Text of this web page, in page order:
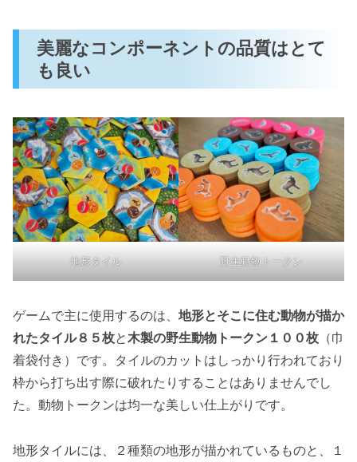
美麗なコンポーネントの品質はとて
も良い
地形タイル 野生動物トークン
ゲームで主に使用するのは、 地形とそこに住む動物が描か
れたタイル８５枚と木製の野生動物トークン１００枚 （巾
着袋付き）です。タイルのカットはしっかり行われており
枠から打ち出す際に破れたりすることはありませんでし
た。動物トークンは均一な美しい仕上がりです。
地形タイルには、２種類の地形が描かれているものと、１